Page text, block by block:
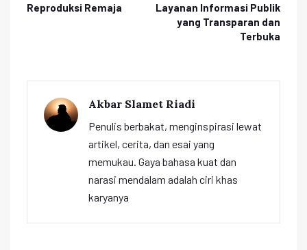
Reproduksi Remaja
Layanan Informasi Publik
yang Transparan dan
Terbuka
Akbar Slamet Riadi
Penulis berbakat, menginspirasi lewat
artikel, cerita, dan esai yang
memukau. Gaya bahasa kuat dan
narasi mendalam adalah ciri khas
karyanya